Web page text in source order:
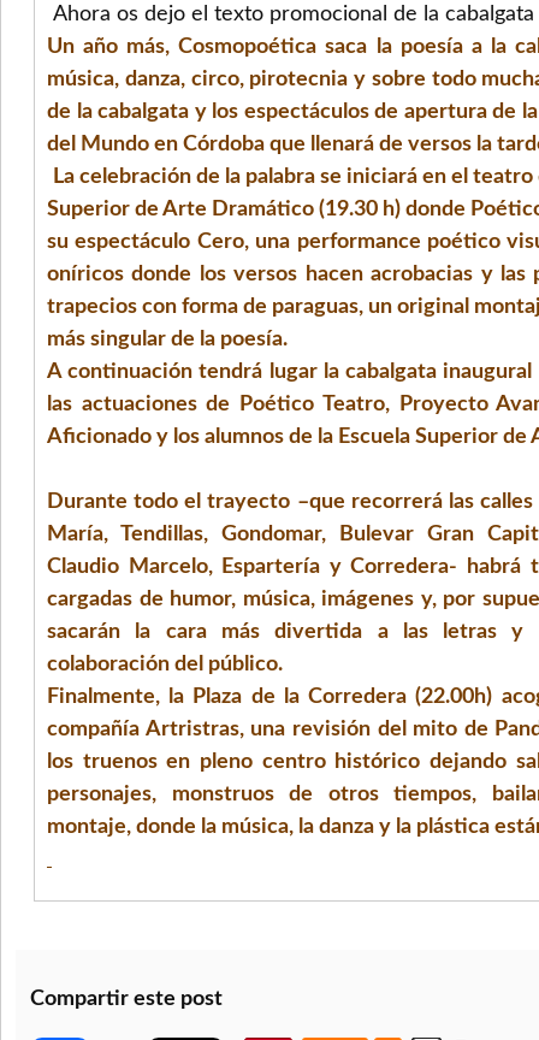
Ahora os dejo el texto promocional de la cabalgata
Un año más, Cosmopoética saca la poesía a la
música, danza, circo, pirotecnia y sobre todo
de la cabalgata y los espectáculos de apertura de
del Mundo en Córdoba que llenará de versos la
La celebración de la palabra se iniciará en el teatro
Superior de Arte Dramático (19.30 h) donde
su espectáculo Cero, una performance poético
oníricos donde los versos hacen acrobacias y las
trapecios con forma de paraguas, un original
más singular de la poesía.
A continuación tendrá lugar la cabalgata
las actuaciones de Poético Teatro, Proyecto
Aficionado y los alumnos de la Escuela Superior
Durante todo el trayecto –que recorrerá las calles
María, Tendillas, Gondomar, Bulevar Gran
Claudio Marcelo, Espartería y Corredera- habrá
cargadas de humor, música, imágenes y, por
sacarán la cara más divertida a las letras y
colaboración del público.
Finalmente, la Plaza de la Corredera (22.00h)
compañía Artristras, una revisión del mito de
los truenos en pleno centro histórico dejando
personajes, monstruos de otros tiempos,
montaje, donde la música, la danza y la plástica
Compartir este post